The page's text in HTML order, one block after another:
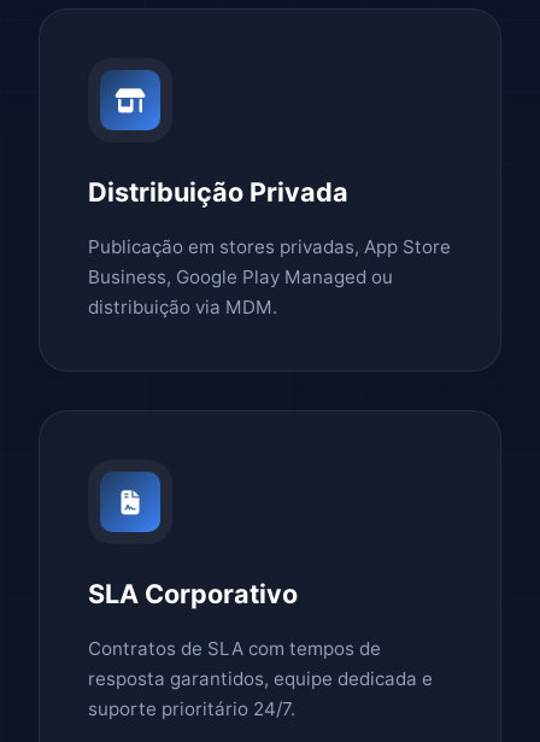
Distribuição Privada
Publicação em stores privadas, App Store
Business, Google Play Managed ou
distribuição via MDM.
SLA Corporativo
Contratos de SLA com tempos de
resposta garantidos, equipe dedicada e
suporte prioritário 24/7.